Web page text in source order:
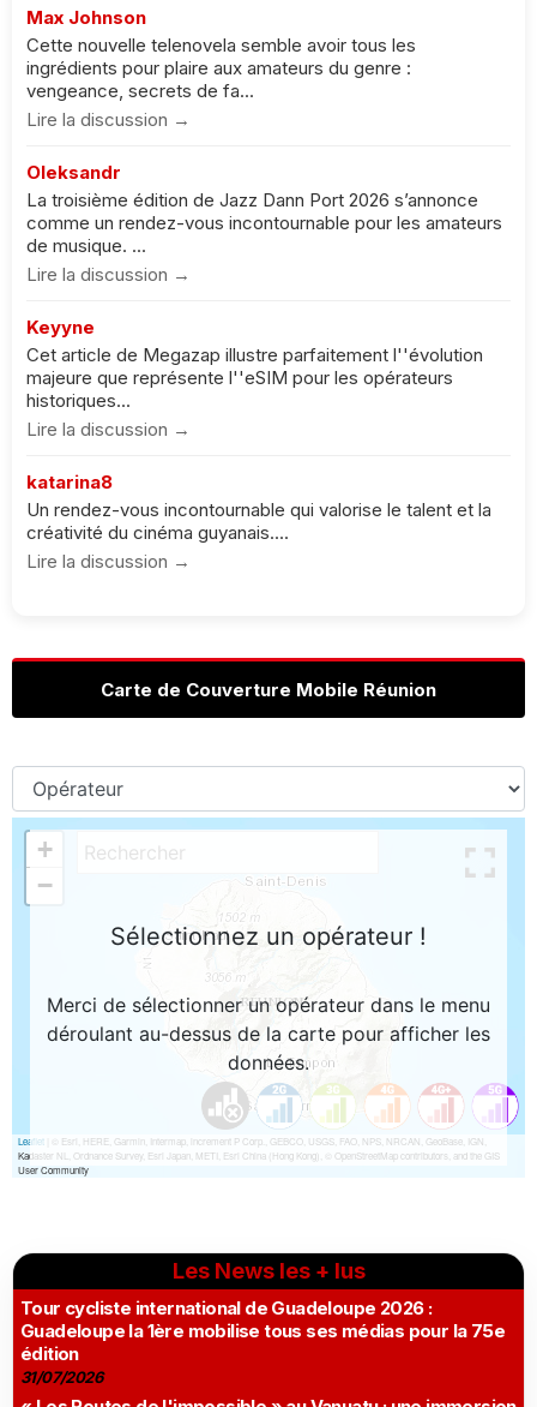
Max Johnson
Cette nouvelle telenovela semble avoir tous les
ingrédients pour plaire aux amateurs du genre :
vengeance, secrets de fa...
Lire la discussion →
Oleksandr
La troisième édition de Jazz Dann Port 2026 s’annonce
comme un rendez-vous incontournable pour les amateurs
de musique. ...
Lire la discussion →
Keyyne
Cet article de Megazap illustre parfaitement l''évolution
majeure que représente l''eSIM pour les opérateurs
historiques...
Lire la discussion →
katarina8
Un rendez-vous incontournable qui valorise le talent et la
créativité du cinéma guyanais....
Lire la discussion →
Carte de Couverture Mobile Réunion
Les News les + lus
Tour cycliste international de Guadeloupe 2026 :
Guadeloupe la 1ère mobilise tous ses médias pour la 75e
édition
31/07/2026